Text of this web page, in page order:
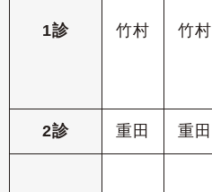
1診 竹村 竹村
2診 重田 重田